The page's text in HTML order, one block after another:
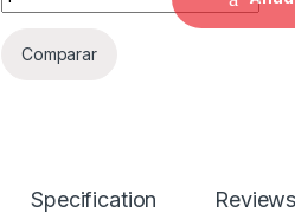
Comparar
Specification Reviews